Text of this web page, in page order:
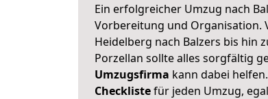
Ein erfolgreicher Umzug nach
Vorbereitung und Organisation.
Heidelberg nach Balzers bis hin
Porzellan sollte alles sorgfältig
Umzugsfirma kann dabei
Checklistefür jeden Umzug,